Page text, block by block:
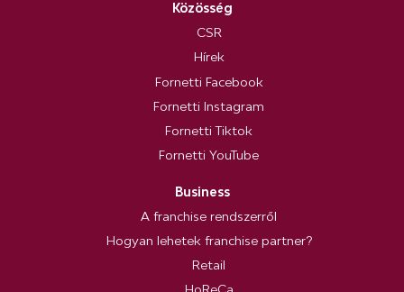
Közösség
CSR
Hírek
Fornetti Facebook
Fornetti Instagram
Fornetti Tiktok
Fornetti YouTube
Business
A franchise rendszerről
Hogyan lehetek franchise partner?
Retail